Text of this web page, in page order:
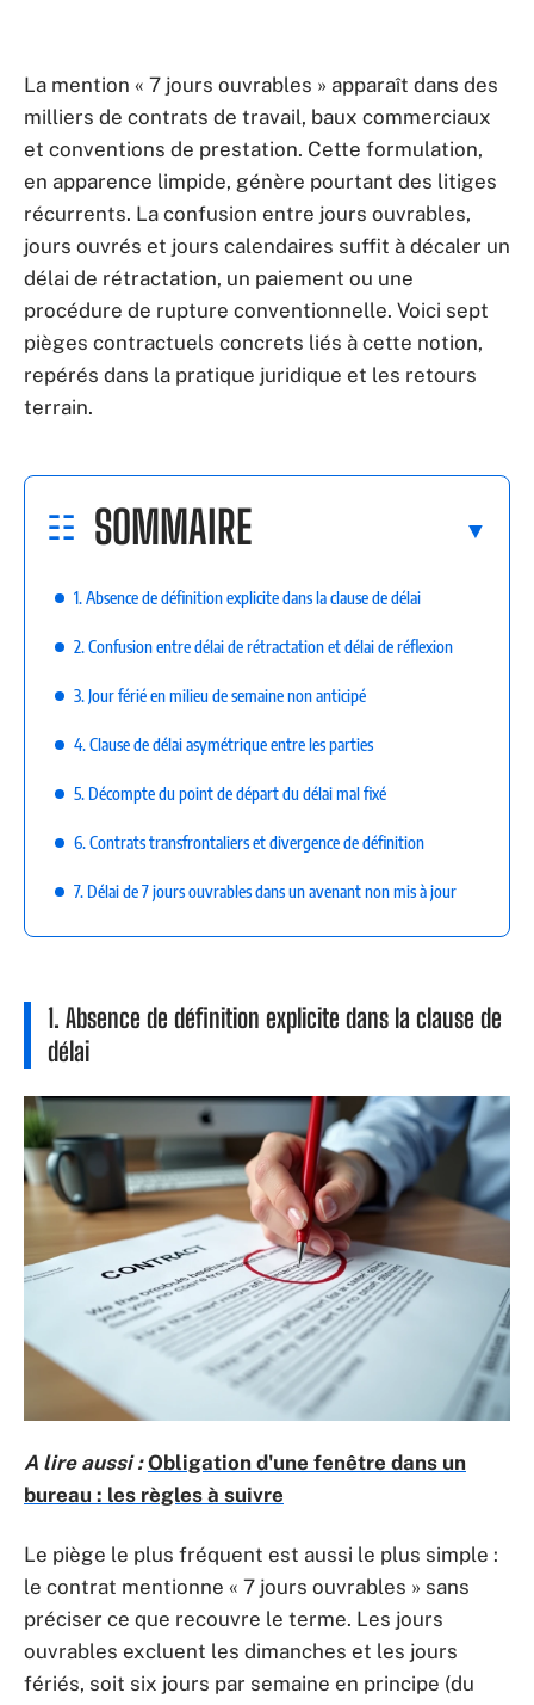
La mention « 7 jours ouvrables » apparaît dans des
milliers de contrats de travail, baux commerciaux
et conventions de prestation. Cette formulation,
en apparence limpide, génère pourtant des litiges
récurrents. La confusion entre jours ouvrables,
jours ouvrés et jours calendaires suffit à décaler un
délai de rétractation, un paiement ou une
procédure de rupture conventionnelle. Voici sept
pièges contractuels concrets liés à cette notion,
repérés dans la pratique juridique et les retours
terrain.
SOMMAIRE
1. Absence de définition explicite dans la clause de délai
2. Confusion entre délai de rétractation et délai de réflexion
3. Jour férié en milieu de semaine non anticipé
4. Clause de délai asymétrique entre les parties
5. Décompte du point de départ du délai mal fixé
6. Contrats transfrontaliers et divergence de définition
7. Délai de 7 jours ouvrables dans un avenant non mis à jour
1. Absence de définition explicite dans la clause de
délai
A lire aussi : Obligation d'une fenêtre dans un
bureau : les règles à suivre
Le piège le plus fréquent est aussi le plus simple :
le contrat mentionne « 7 jours ouvrables » sans
préciser ce que recouvre le terme. Les jours
ouvrables excluent les dimanches et les jours
fériés, soit six jours par semaine en principe (du